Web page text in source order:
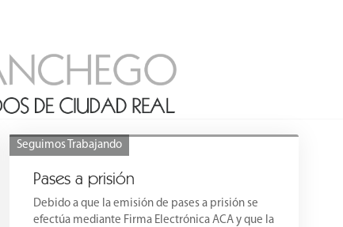
Seguimos Trabajando
Pases a prisión
Debido a que la emisión de pases a prisión se
efectúa mediante Firma Electrónica ACA y que la